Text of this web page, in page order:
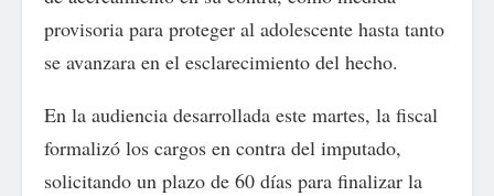
provisoria para proteger al adolescente hasta tanto
se avanzara en el esclarecimiento del hecho.
En la audiencia desarrollada este martes, la fiscal
formalizó los cargos en contra del imputado,
solicitando un plazo de 60 días para finalizar la